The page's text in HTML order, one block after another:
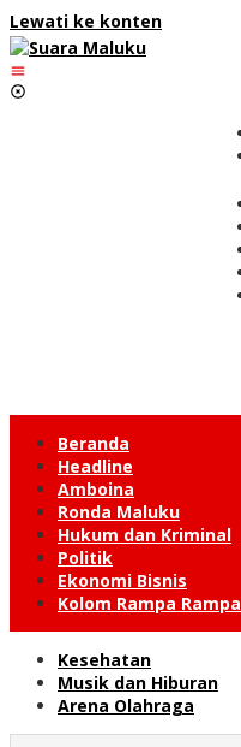
Lewati ke konten
Beranda
Headline
Amboina
Ronda Maluku
Hukum dan Kriminal
Politik
Ekonomi Bisnis
Kolom Rampa Rampa
Kesehatan
Musik dan Hiburan
Arena Olahraga